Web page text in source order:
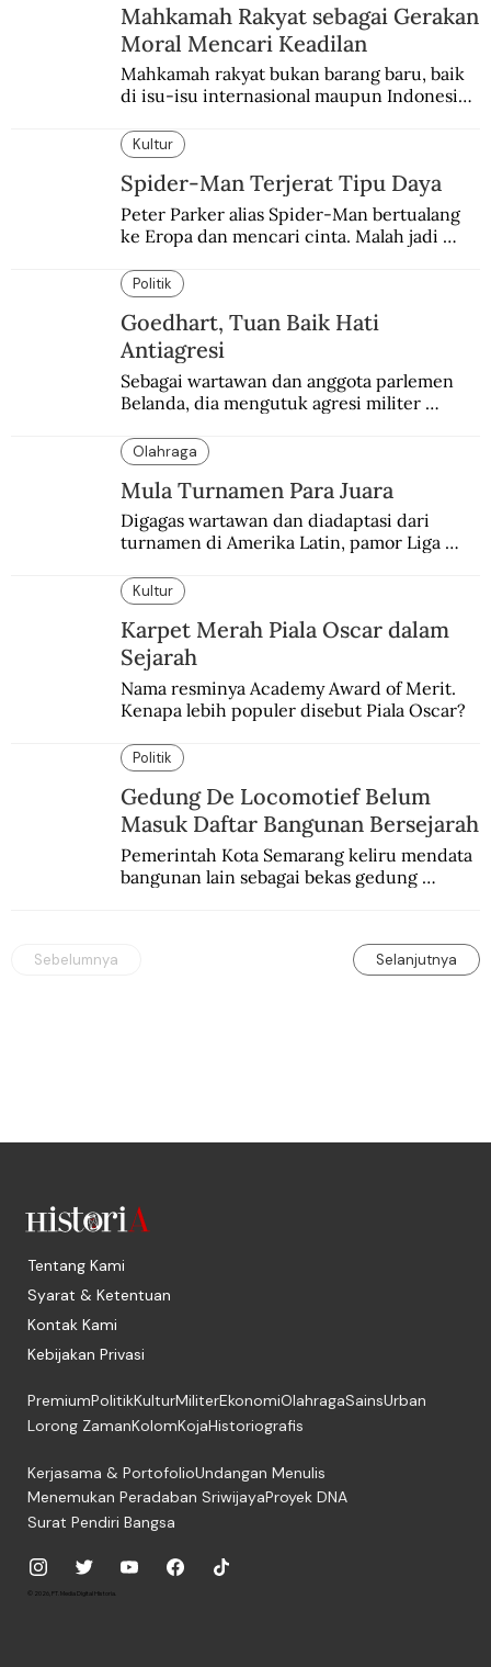
Mahkamah Rakyat sebagai Gerakan
Moral Mencari Keadilan
Mahkamah rakyat bukan barang baru, baik
di isu-isu internasional maupun Indonesia.
pengungkapan kebenaran.
Kultur
Spider-Man Terjerat Tipu Daya
Peter Parker alias Spider-Man bertualang
ke Eropa dan mencari cinta. Malah jadi
Politik
Goedhart, Tuan Baik Hati
Antiagresi
Sebagai wartawan dan anggota parlemen
Belanda, dia mengutuk agresi militer
edan dan sia-sia.
Olahraga
Mula Turnamen Para Juara
Digagas wartawan dan diadaptasi dari
turnamen di Amerika Latin, pamor Liga
Dunia.
Kultur
Karpet Merah Piala Oscar dalam
Sejarah
Nama resminya Academy Award of Merit.
Kenapa lebih populer disebut Piala Oscar?
Politik
Gedung De Locomotief Belum
Masuk Daftar Bangunan Bersejarah
Pemerintah Kota Semarang keliru mendata
bangunan lain sebagai bekas gedung
Sebelumnya Selanjutnya
Tentang Kami
Syarat & Ketentuan
Kontak Kami
Kebijakan Privasi
PremiumPolitikKulturMiliterEkonomiOlahragaSainsUrban
Lorong ZamanKolomKojaHistoriografis
Kerjasama & PortofolioUndangan Menulis
Menemukan Peradaban SriwijayaProyek DNA
Surat Pendiri Bangsa
© 2026, PT. Media Digital Historia.